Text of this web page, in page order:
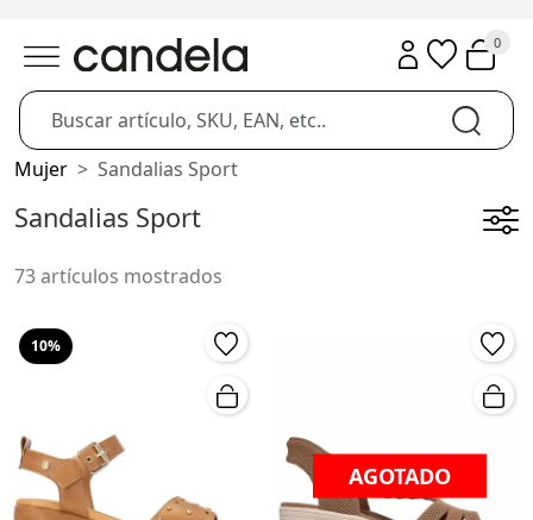
0
Mujer Sandalias Sport
Sandalias Sport
73 artículos mostrados
10%
AGOTADO